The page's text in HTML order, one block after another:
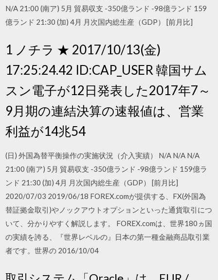
N/A 21:00 (南ア) 5月 貿易収支 -350億ランド -98億ランド 159
億ランド 21:30 (加) 4月 月次国内総生産（GDP） [前月比]
1 ノチラ ★ 2017/10/13(金)
17:25:24.42 ID:CAP_USER 韓国サム
スン電子が12日発表した2017年7～
9月期の連結決算の速報値は、営業
利益が14兆54
(日) 外国為替平衡操作の実施状況（介入実績） N/A N/A N/A
21:00 (南ア) 5月 貿易収支 -350億ランド -98億ランド 159億ラ
ンド 21:30 (加) 4月 月次国内総生産（GDP） [前月比]
2020/07/03 2019/06/18 FOREX.comが提供する、FX(外国為
替証拠金取引)やノックアウトオプションといった通貨取引につ
いて、分かりやすく解説します。 FOREX.comは、世界180ヵ国
の実績を誇る、『世界レベルの』日本の第一種金融商品取引業
者です。世界の 2016/10/04